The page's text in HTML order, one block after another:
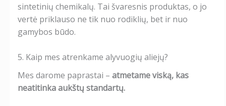
sintetinių chemikalų. Tai švaresnis produktas, o jo
vertė priklauso ne tik nuo rodiklių, bet ir nuo
gamybos būdo.
5. Kaip mes atrenkame alyvuogių aliejų?
Mes darome paprastai – atmetame viską, kas
neatitinka aukštų standartų.